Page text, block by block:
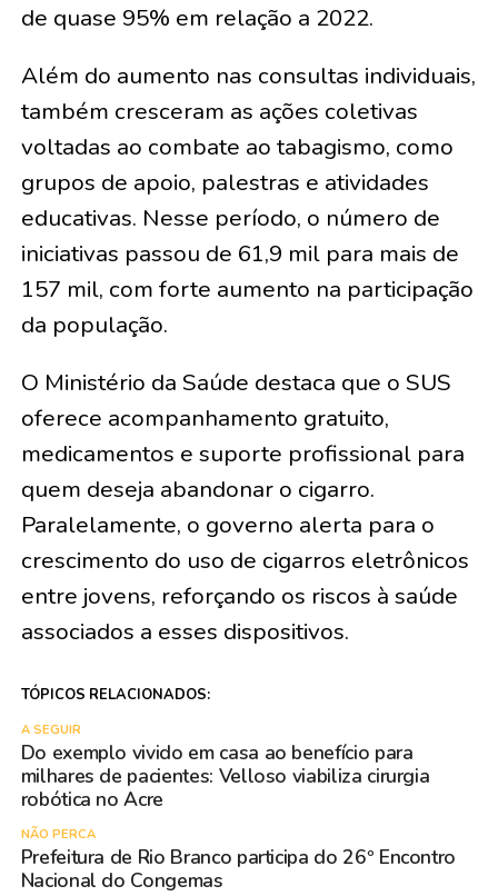
de quase 95% em relação a 2022.
Além do aumento nas consultas individuais,
também cresceram as ações coletivas
voltadas ao combate ao tabagismo, como
grupos de apoio, palestras e atividades
educativas. Nesse período, o número de
iniciativas passou de 61,9 mil para mais de
157 mil, com forte aumento na participação
da população.
O Ministério da Saúde destaca que o SUS
oferece acompanhamento gratuito,
medicamentos e suporte profissional para
quem deseja abandonar o cigarro.
Paralelamente, o governo alerta para o
crescimento do uso de cigarros eletrônicos
entre jovens, reforçando os riscos à saúde
associados a esses dispositivos.
TÓPICOS RELACIONADOS:
A SEGUIR
Do exemplo vivido em casa ao benefício para
milhares de pacientes: Velloso viabiliza cirurgia
robótica no Acre
NÃO PERCA
Prefeitura de Rio Branco participa do 26º Encontro
Nacional do Congemas